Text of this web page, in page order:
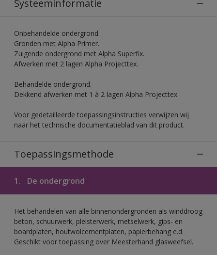
Systeeminformatie
Onbehandelde ondergrond.
Gronden met Alpha Primer.
Zuigende ondergrond met Alpha Superfix.
Afwerken met 2 lagen Alpha Projecttex.
Behandelde ondergrond.
Dekkend afwerken met 1 à 2 lagen Alpha Projecttex.
Voor gedetailleerde toepassingsinstructies verwijzen wij
naar het technische documentatieblad van dit product.
Toepassingsmethode
1. De ondergrond
Het behandelen van alle binnenondergronden als winddroog
beton, schuurwerk, pleisterwerk, metselwerk, gips- en
boardplaten, houtwolcementplaten, papierbehang e.d.
Geschikt voor toepassing over Meesterhand glasweefsel.